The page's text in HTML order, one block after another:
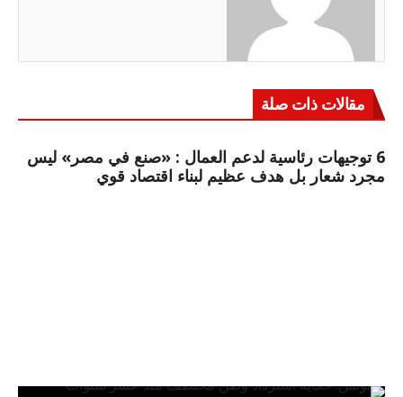
مقالات ذات صلة
6 توجيهات رئاسية لدعم العمال : «صنع في مصر» ليس
مجرد شعار بل هدف عظيم لبناء اقتصاد قوي